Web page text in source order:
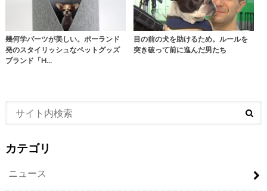
幾何学パーツが美しい。ポーランド
発のスタイリッシュなペットグッズ
ブランド「H…
目の前の犬を助けるため。ルールを
突き破って前に進んだ男たち
カテゴリ
ニュース